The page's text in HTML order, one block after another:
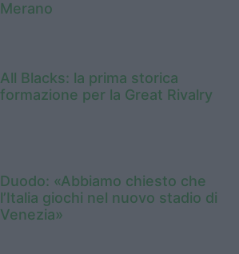
Merano
All Blacks: la prima storica
formazione per la Great Rivalry
Duodo: «Abbiamo chiesto che
l’Italia giochi nel nuovo stadio di
Venezia»